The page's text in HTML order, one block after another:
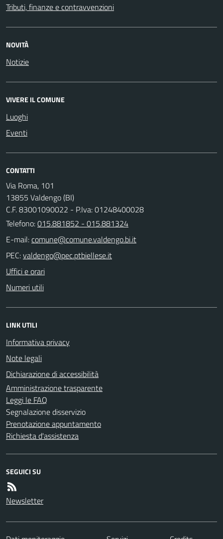
Tributi, finanze e contravvenzioni
NOVITÀ
Notizie
VIVERE IL COMUNE
Luoghi
Eventi
CONTATTI
Via Roma, 101
13855 Valdengo (BI)
C.F. 83001090022 - P.Iva: 01248400028
Telefono:015.881852 - 015.881324
E-mail:
PEC:
Uffici e orari
Numeri utili
LINK UTILI
Informativa privacy
Note legali
Dichiarazione di accessibilità
Amministrazione trasparente
Leggi le FAQ
Segnalazione disservizio
Prenotazione appuntamento
Richiesta d'assistenza
SEGUICI SU
Newsletter